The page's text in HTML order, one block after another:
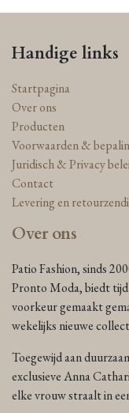
Handige links
Startpagina
Over ons
Producten
Voorwaarden &
Juridisch & Privacy
Contact
Levering en
Over ons
Patio Fashion, sinds
Pronto Moda, biedt
voorkeur gemaakt
wekelijks nieuwe
Toegewijd aan
exclusieve Anna
elke vrouw straalt in